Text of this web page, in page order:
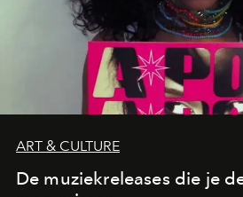
ART & CULTURE
De muziekreleases die je